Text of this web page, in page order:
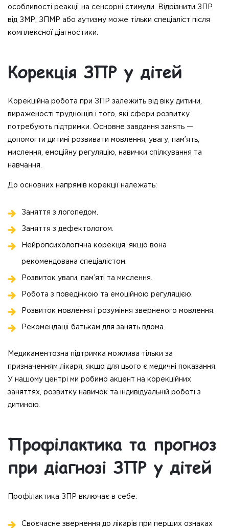
особливості реакції на сенсорні стимули. Відрізнити ЗПР
від ЗМР, ЗПМР або аутизму може тільки спеціаліст після
комплексної діагностики.
Корекція ЗПР у дітей
Корекційна робота при ЗПР залежить від віку дитини,
вираженості труднощів і того, які сфери розвитку
потребують підтримки. Основне завдання занять —
допомогти дитині розвивати мовлення, увагу, пам’ять,
мислення, емоційну регуляцію, навички спілкування та
навчання.
До основних напрямів корекції належать:
Заняття з логопедом.
Заняття з дефектологом.
Нейропсихологічна корекція, якщо вона
рекомендована спеціалістом.
Розвиток уваги, пам’яті та мислення.
Робота з поведінкою та емоційною регуляцією.
Розвиток мовлення і розуміння зверненого мовлення.
Рекомендації батькам для занять вдома.
Медикаментозна підтримка можлива тільки за
призначенням лікаря, якщо для цього є медичні показання.
У нашому центрі ми робимо акцент на корекційних
заняттях, розвитку навичок та індивідуальній роботі з
дитиною.
Профілактика та прогноз
при діагнозі ЗПР у дітей
Профілактика ЗПР включає в себе:
Своєчасне звернення до лікарів при перших ознаках